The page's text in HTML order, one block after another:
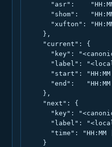
"asr":
"shom":
"xufton":
    },
    "current": {
"key":
"label":
"start": "HH:MM
"end":   "HH:MM
    },
    "next": {
"key":
"label":
"time": "HH:MM
    }